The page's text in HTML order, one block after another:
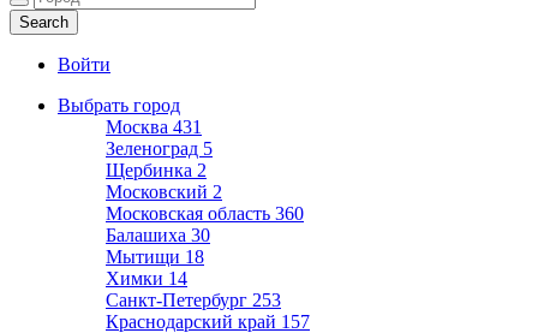
Войти
Выбрать город
Москва 431
Зеленоград 5
Щербинка 2
Московский 2
Московская область 360
Балашиха 30
Мытищи 18
Химки 14
Санкт-Петербург 253
Краснодарский край 157